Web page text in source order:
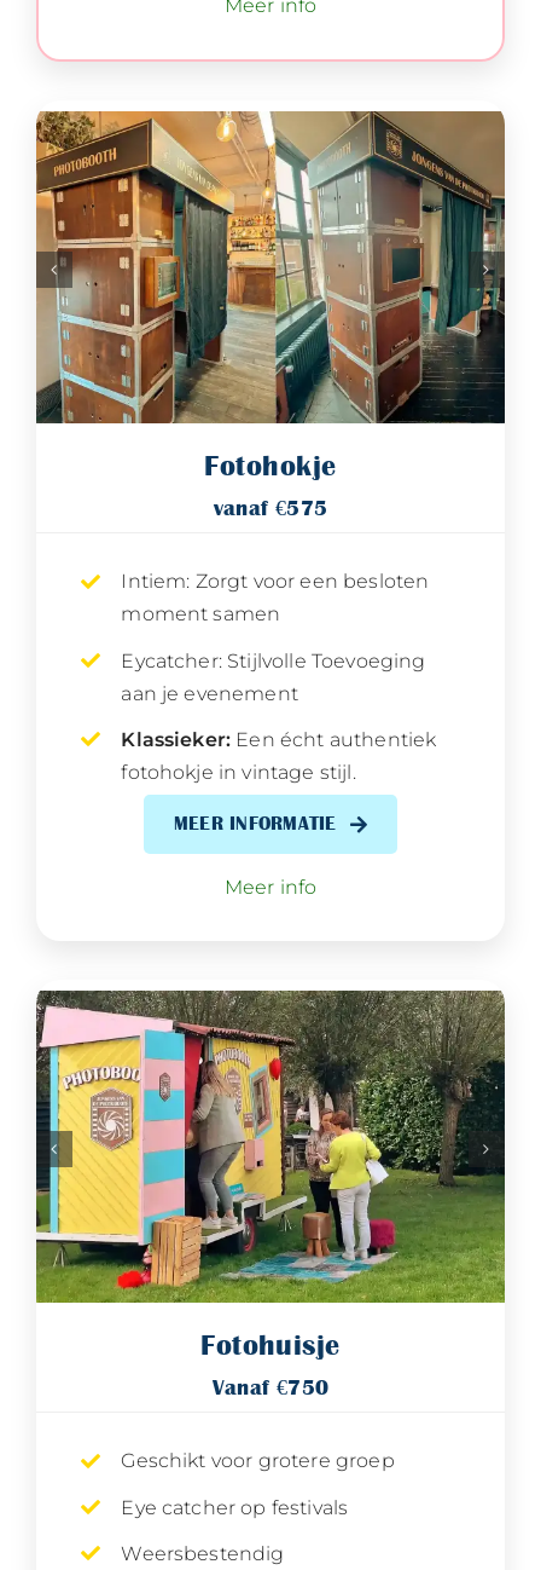
Fotohokje
vanaf €575
Intiem: Zorgt voor een besloten
moment samen
Eycatcher: Stijlvolle Toevoeging
aan je evenement
Klassieker: Een écht authentiek
fotohokje in vintage stijl.
MEER INFORMATIE
Meer info
Meer info
Fotohuisje
Vanaf €750
Geschikt voor grotere groep
Eye catcher op festivals
Weersbestendig